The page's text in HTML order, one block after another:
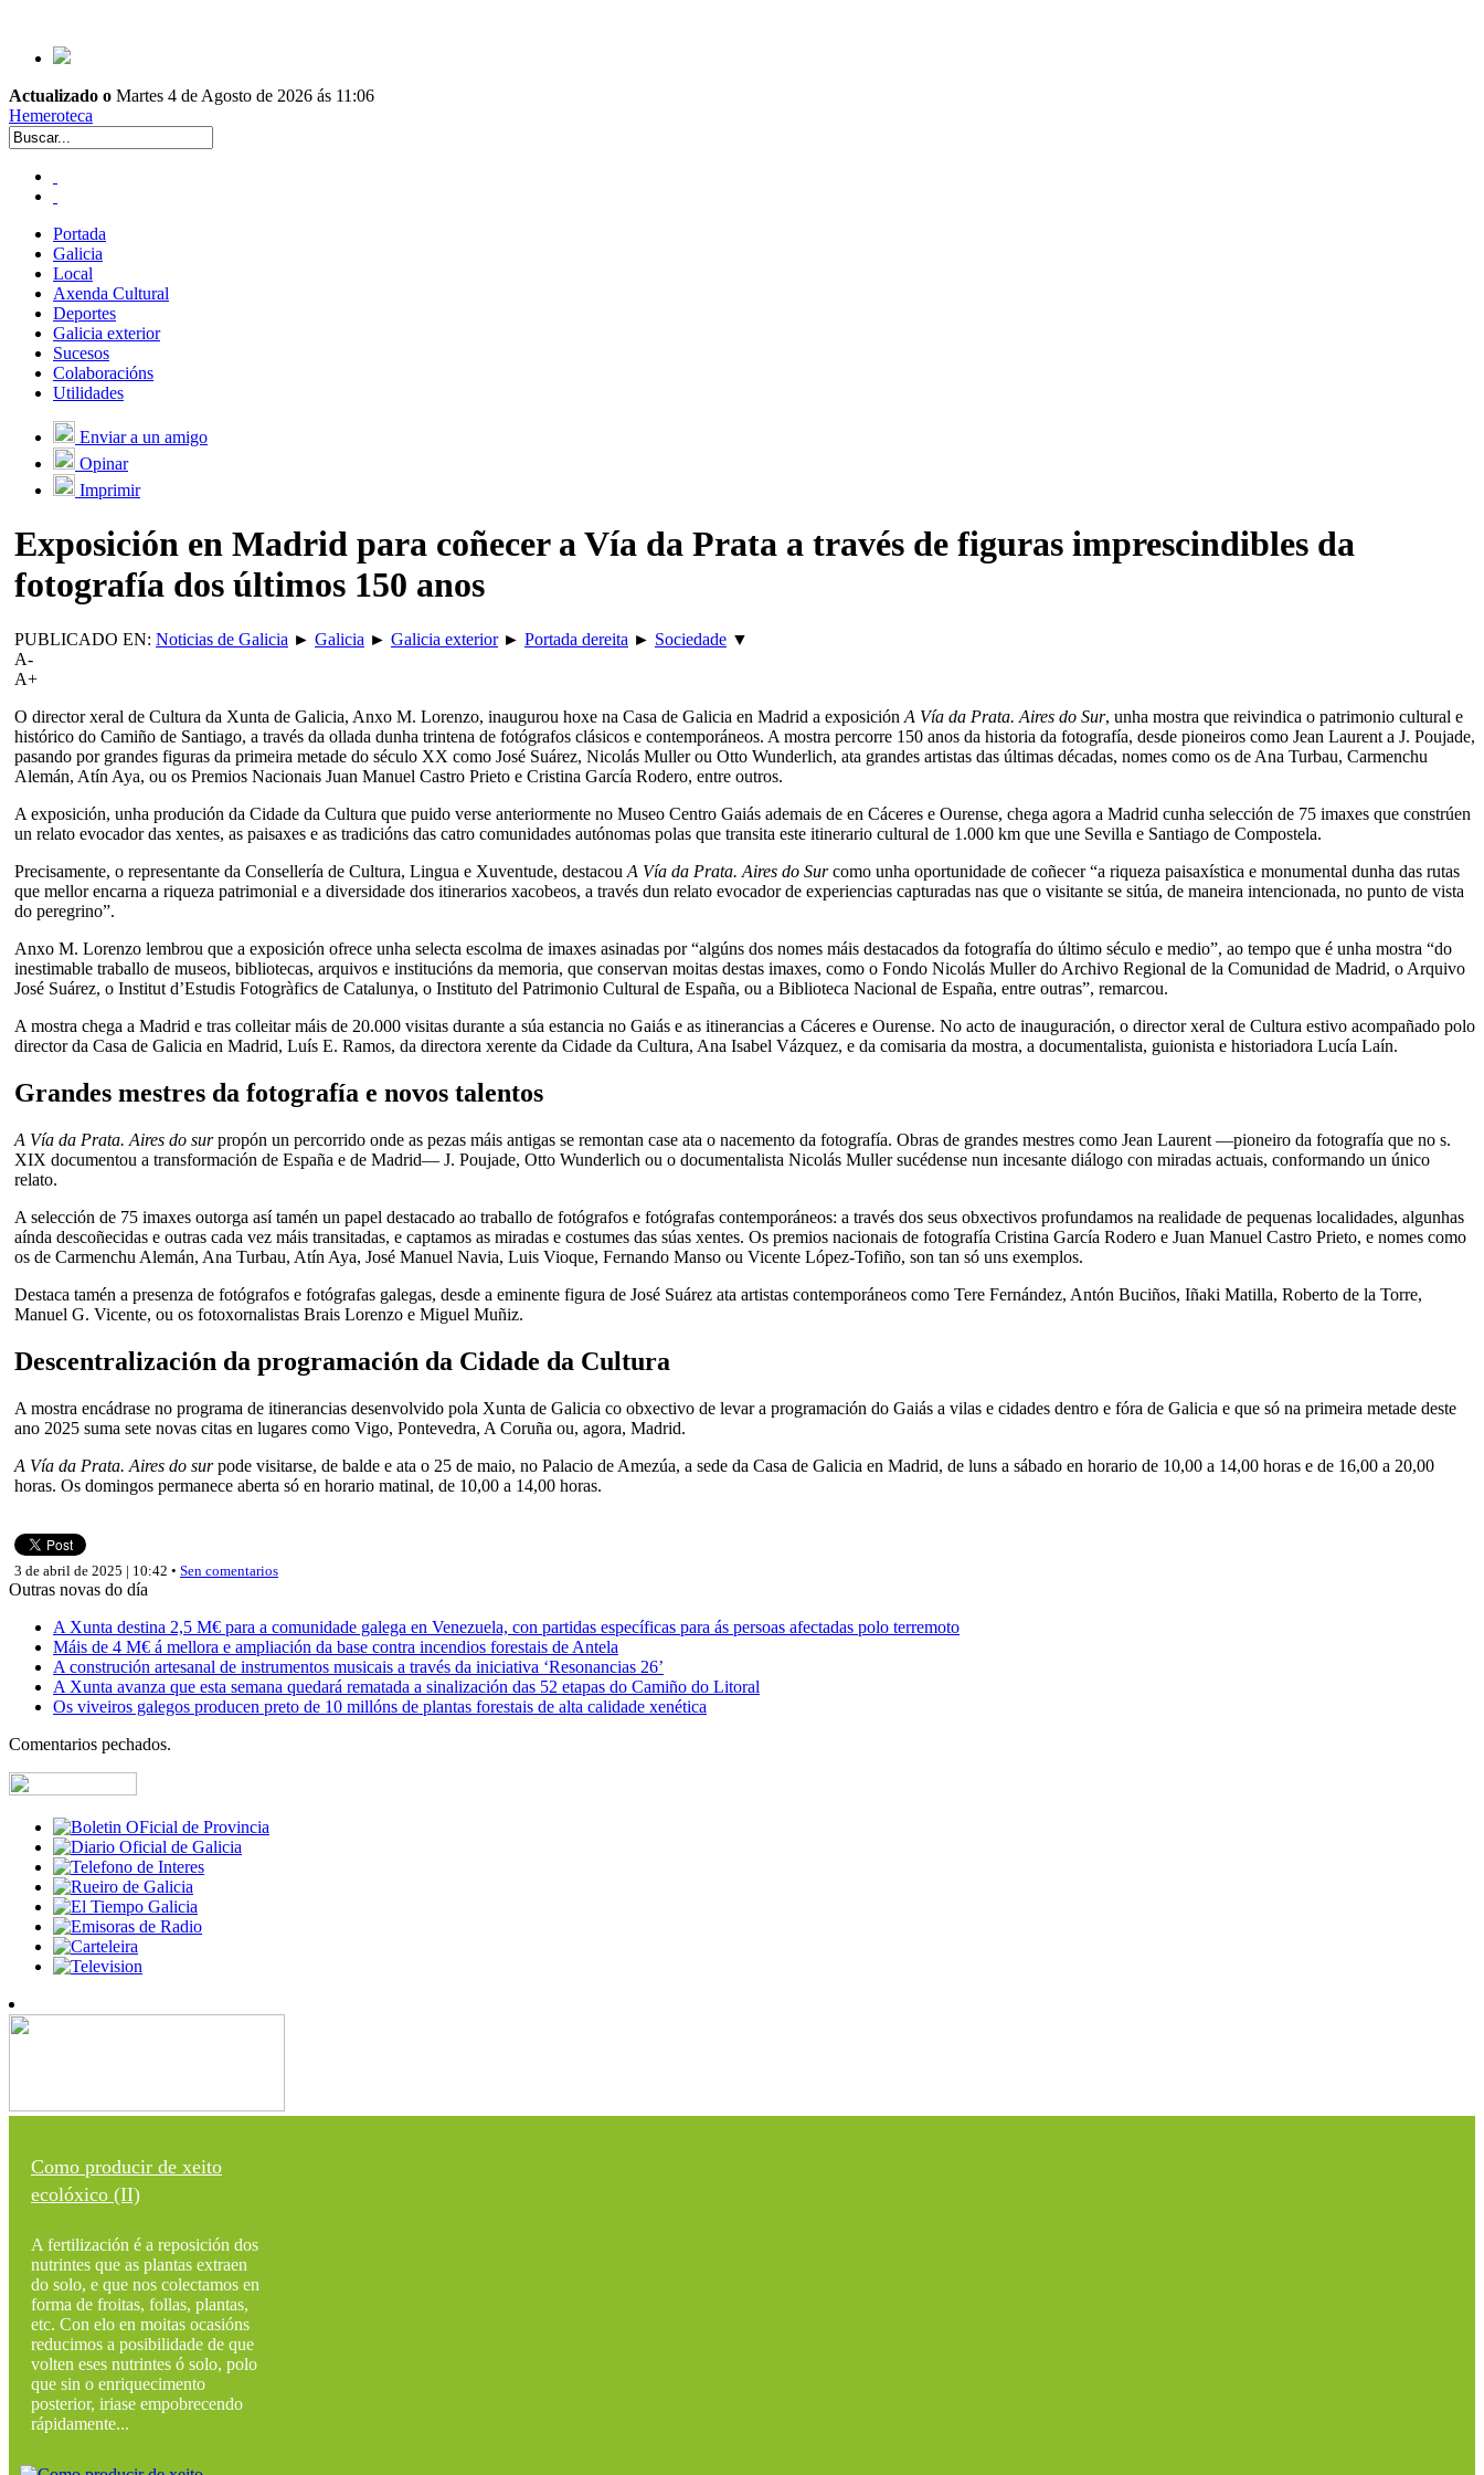
Actualizado o Martes 4 de Agosto de 2026 ás 11:06
Hemeroteca
Portada
Galicia
Local
Axenda Cultural
Deportes
Galicia exterior
Sucesos
Colaboracións
Utilidades
Enviar a un amigo
Opinar
Imprimir
Exposición en Madrid para coñecer a Vía da Prata a través de figuras imprescindibles da
fotografía dos últimos 150 anos
PUBLICADO EN: Noticias de Galicia ► Galicia ► Galicia exterior► Portada dereita ► Sociedade ▼
A-
A+
O director xeral de Cultura da Xunta de Galicia, Anxo M. Lorenzo, inaugurou hoxe na Casa de Galicia en Madrid a exposición A Vía da Prata. Aires do Sur, unha mostra que reivindica o patrimonio cultural e
histórico do Camiño de Santiago, a través da ollada dunha trintena de fotógrafos clásicos e contemporáneos. A mostra percorre 150 anos da historia da fotografía, desde pioneiros como Jean Laurent a J. Poujade,
pasando por grandes figuras da primeira metade do século XX como José Suárez, Nicolás Muller ou Otto Wunderlich, ata grandes artistas das últimas décadas, nomes como os de Ana Turbau, Carmenchu
Alemán, Atín Aya, ou os Premios Nacionais Juan Manuel Castro Prieto e Cristina García Rodero, entre outros.
A exposición, unha produción da Cidade da Cultura que puido verse anteriormente no Museo Centro Gaiás ademais de en Cáceres e Ourense, chega agora a Madrid cunha selección de 75 imaxes que constrúen
un relato evocador das xentes, as paisaxes e as tradicións das catro comunidades autónomas polas que transita este itinerario cultural de 1.000 km que une Sevilla e Santiago de Compostela.
Precisamente, o representante da Consellería de Cultura, Lingua e Xuventude, destacou A Vía da Prata. Aires do Surcomo unha oportunidade de coñecer “a riqueza paisaxística e monumental dunha das rutas
que mellor encarna a riqueza patrimonial e a diversidade dos itinerarios xacobeos, a través dun relato evocador de experiencias capturadas nas que o visitante se sitúa, de maneira intencionada, no punto de vista
do peregrino”.
Anxo M. Lorenzo lembrou que a exposición ofrece unha selecta escolma de imaxes asinadas por “algúns dos nomes máis destacados da fotografía do último século e medio”, ao tempo que é unha mostra “do
inestimable traballo de museos, bibliotecas, arquivos e institucións da memoria, que conservan moitas destas imaxes, como o Fondo Nicolás Muller do Archivo Regional de la Comunidad de Madrid, o Arquivo
José Suárez, o Institut d’Estudis Fotogràfics de Catalunya, o Instituto del Patrimonio Cultural de España, ou a Biblioteca Nacional de España, entre outras”, remarcou.
A mostra chega a Madrid e tras colleitar máis de 20.000 visitas durante a súa estancia no Gaiás e as itinerancias a Cáceres e Ourense. No acto de inauguración, o director xeral de Cultura estivo acompañado polo
director da Casa de Galicia en Madrid, Luís E. Ramos, da directora xerente da Cidade da Cultura, Ana Isabel Vázquez, e da comisaria da mostra, a documentalista, guionista e historiadora Lucía Laín.
Grandes mestres da fotografía e novos talentos
A Vía da Prata. Aires do surpropón un percorrido onde as pezas máis antigas se remontan case ata o nacemento da fotografía. Obras de grandes mestres como Jean Laurent —pioneiro da fotografía que no s.
XIX documentou a transformación de España e de Madrid— J. Poujade, Otto Wunderlich ou o documentalista Nicolás Muller sucédense nun incesante diálogo con miradas actuais, conformando un único
relato.
A selección de 75 imaxes outorga así tamén un papel destacado ao traballo de fotógrafos e fotógrafas contemporáneos: a través dos seus obxectivos profundamos na realidade de pequenas localidades, algunhas
aínda descoñecidas e outras cada vez máis transitadas, e captamos as miradas e costumes das súas xentes. Os premios nacionais de fotografía Cristina García Rodero e Juan Manuel Castro Prieto, e nomes como
os de Carmenchu Alemán, Ana Turbau, Atín Aya, José Manuel Navia, Luis Vioque, Fernando Manso ou Vicente López-Tofiño, son tan só uns exemplos.
Destaca tamén a presenza de fotógrafos e fotógrafas galegas, desde a eminente figura de José Suárez ata artistas contemporáneos como Tere Fernández, Antón Buciños, Iñaki Matilla, Roberto de la Torre,
Manuel G. Vicente, ou os fotoxornalistas Brais Lorenzo e Miguel Muñiz.
Descentralización da programación da Cidade da Cultura
A mostra encádrase no programa de itinerancias desenvolvido pola Xunta de Galicia co obxectivo de levar a programación do Gaiás a vilas e cidades dentro e fóra de Galicia e que só na primeira metade deste
ano 2025 suma sete novas citas en lugares como Vigo, Pontevedra, A Coruña ou, agora, Madrid.
A Vía da Prata. Aires do surpode visitarse, de balde e ata o 25 de maio, no Palacio de Amezúa, a sede da Casa de Galicia en Madrid, de luns a sábado en horario de 10,00 a 14,00 horas e de 16,00 a 20,00
horas. Os domingos permanece aberta só en horario matinal, de 10,00 a 14,00 horas.
3 de abril de 2025 | 10:42 • Sen comentarios
Outras novas do día
A Xunta destina 2,5 M€ para a comunidade galega en Venezuela, con partidas específicas para ás persoas afectadas polo terremoto
Máis de 4 M€ á mellora e ampliación da base contra incendios forestais de Antela
A construción artesanal de instrumentos musicais a través da iniciativa ‘Resonancias 26’
A Xunta avanza que esta semana quedará rematada a sinalización das 52 etapas do Camiño do Litoral
Os viveiros galegos producen preto de 10 millóns de plantas forestais de alta calidade xenética
Comentarios pechados.
Como producir de xeito
ecolóxico (II)
A fertilización é a reposición dos
nutrintes que as plantas extraen
do solo, e que nos colectamos en
forma de froitas, follas, plantas,
etc. Con elo en moitas ocasións
reducimos a posibilidade de que
volten eses nutrintes ó solo, polo
que sin o enriquecimento
posterior, iriase empobrecendo
rápidamente...